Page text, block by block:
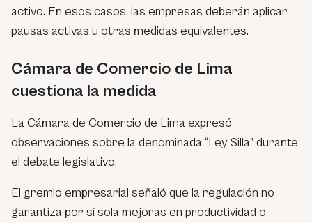
activo. En esos casos, las empresas deberán aplicar
pausas activas u otras medidas equivalentes.
Cámara de Comercio de Lima
cuestiona la medida
La Cámara de Comercio de Lima expresó
observaciones sobre la denominada “Ley Silla” durante
el debate legislativo.
El gremio empresarial señaló que la regulación no
garantiza por sí sola mejoras en productividad o